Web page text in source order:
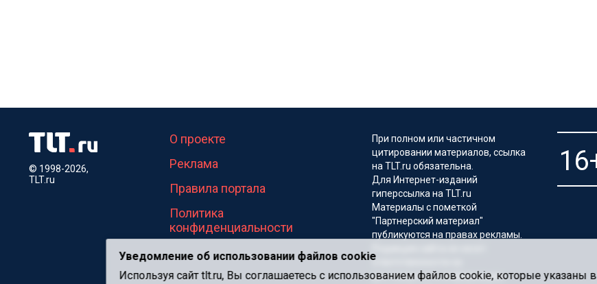
© 1998-2026,
TLT.ru
О проекте
Реклама
Правила портала
Политика
конфиденциальности
При полном или частичном
цитировании материалов, ссылка
на TLT.ru обязательна.
Для Интернет-изданий
гиперссылка на TLT.ru
Материалы с пометкой
"Партнерский материал"
публикуются на правах рекламы.
ответственности за
достоверность информации,
Уведомление об использовании файлов cookie
Используя сайт tlt.ru, Вы соглашаетесь с использованием файлов cookie, которые указаны в